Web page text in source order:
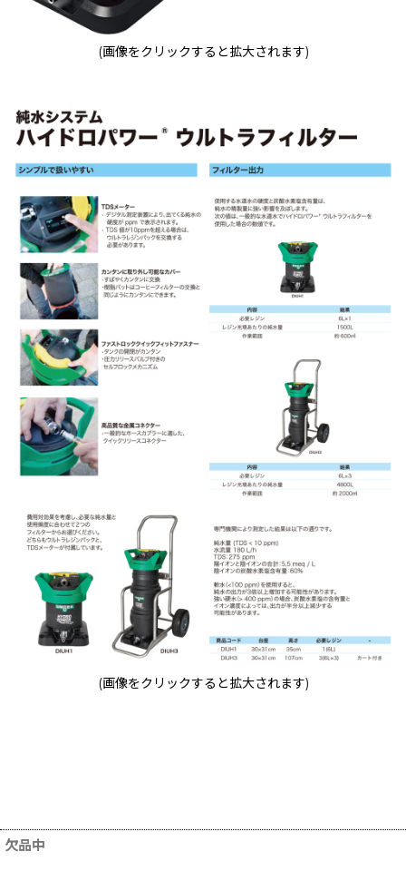
(画像をクリックすると拡大されます)
(画像をクリックすると拡大されます)
欠品中